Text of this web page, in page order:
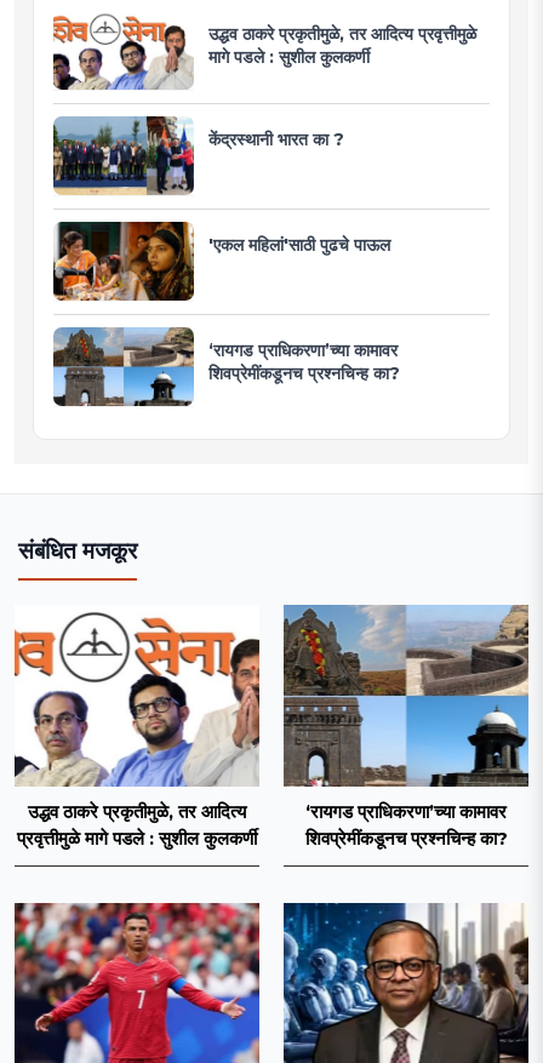
उद्धव ठाकरे प्रकृतीमुळे, तर आदित्य प्रवृत्तीमुळे
मागे पडले : सुशील कुलकर्णी
केंद्रस्थानी भारत का ?
'एकल महिलां'साठी पुढचे पाऊल
‘रायगड प्राधिकरणा’च्या कामावर
शिवप्रेमींकडूनच प्रश्नचिन्ह का?
संबंधित मजकूर
उद्धव ठाकरे प्रकृतीमुळे, तर आदित्य
प्रवृत्तीमुळे मागे पडले : सुशील कुलकर्णी
‘रायगड प्राधिकरणा’च्या कामावर
शिवप्रेमींकडूनच प्रश्नचिन्ह का?